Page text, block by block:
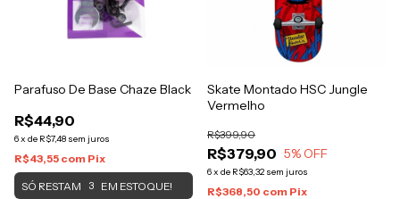
Parafuso De Base Chaze Black
R$44,90
6x de R$7,48 sem juros
R$43,55 com Pix
SÓ RESTAM 3 EM ESTOQUE!
Skate Montado HSC Jungle
Vermelho
R$379,90
R$399,90
5% OFF
6x de R$63,32 sem juros
R$368,50 com Pix